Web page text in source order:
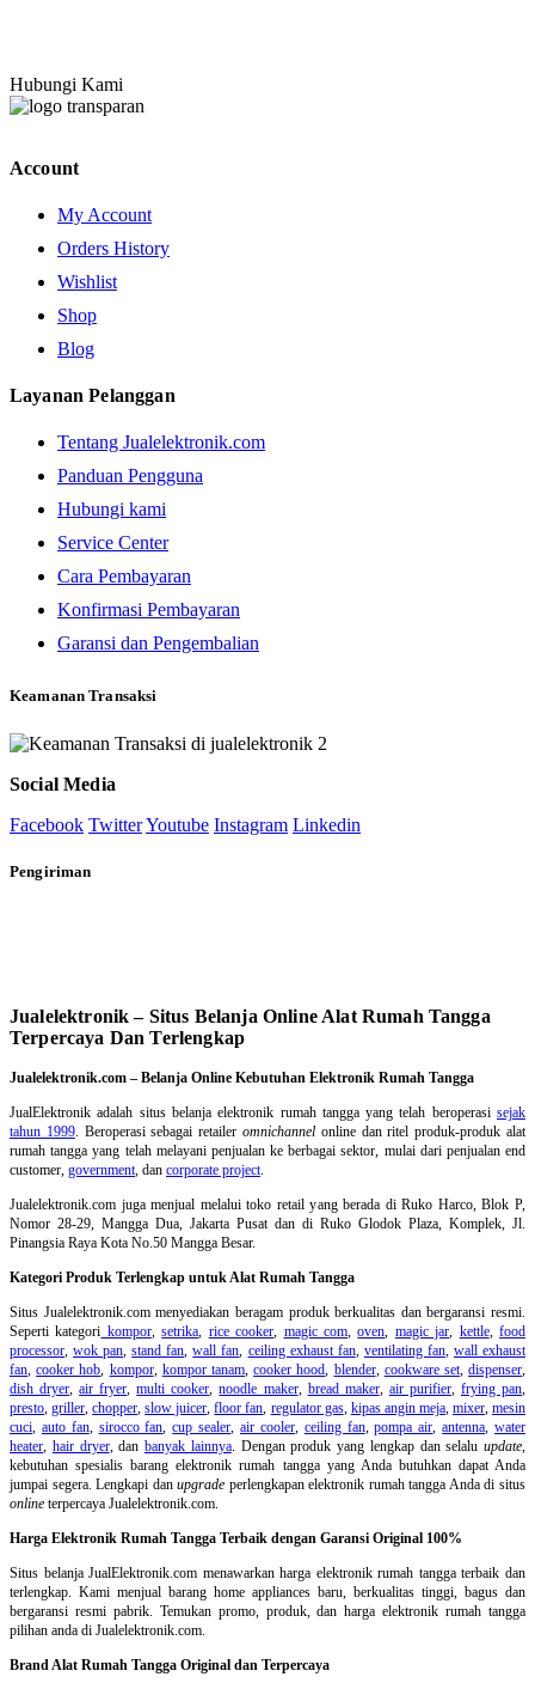
Hubungi Kami
Account
My Account
Orders History
Wishlist
Shop
Blog
Layanan Pelanggan
Tentang Jualelektronik.com
Panduan Pengguna
Hubungi kami
Service Center
Cara Pembayaran
Konfirmasi Pembayaran
Garansi dan Pengembalian
Keamanan Transaksi
Social Media
Facebook TwitterYoutube Instagram Linkedin
Pengiriman
Jualelektronik – Situs Belanja Online Alat Rumah Tangga
Terpercaya Dan Terlengkap
Jualelektronik.com – Belanja Online Kebutuhan Elektronik Rumah Tangga
JualElektronik adalah situs belanja elektronik rumah tanggayang telah beroperasisejak
tahun 1999. Beroperasi sebagai retaileromnichannel online dan ritel produk-produk alat
rumah tangga yang telah melayani penjualan ke berbagai sektor, mulai dari penjualan end
customer, government, dan corporate project.
Jualelektronik.com juga menjual melalui toko retail yang berada di Ruko Harco, Blok P,
Nomor 28-29, Mangga Dua, Jakarta Pusat dan di Ruko Glodok Plaza, Komplek, Jl.
Pinangsia Raya Kota No.50 Mangga Besar.
Kategori Produk Terlengkap untuk Alat Rumah Tangga
Situs Jualelektronik.com menyediakan beragam produk berkualitas dan bergaransi resmi.
Seperti kategori kompor,setrika, rice cooker, magic com,oven, magic jar, kettle,food
processor,wok pan,stand fan,wall fan, ceiling exhaust fan, ventilating fan, wall exhaust
fan,cooker hob, kompor, kompor tanam,cooker hood, blender, cookware set,dispenser,
dish dryer,air fryer,multi cooker,noodle maker, bread maker, air purifier, frying pan,
presto,griller,chopper,slow juicer,floor fan, regulator gas, kipas angin meja, mixer,mesin
cuci, auto fan, sirocco fan,cup sealer,air cooler, ceiling fan,pompa air,antenna,water
heater, hair dryer, dan banyak lainnya. Dengan produk yang lengkap dan selalu update,
kebutuhan spesialis barang elektronik rumah tangga yang Anda butuhkan dapat Anda
jumpai segera. Lengkapi danupgrade perlengkapan elektronik rumah tangga Anda di situs
online terpercaya Jualelektronik.com.
Harga Elektronik Rumah Tangga Terbaik dengan Garansi Original 100%
Situs belanjaJualElektronik.com menawarkan harga elektronik rumah tangga terbaik dan
terlengkap. Kami menjual barang home appliances baru, berkualitas tinggi, bagus dan
bergaransi resmi pabrik. Temukan promo, produk, dan harga elektronik rumah tangga
pilihan anda di Jualelektronik.com.
Brand Alat Rumah Tangga Original dan Terpercaya